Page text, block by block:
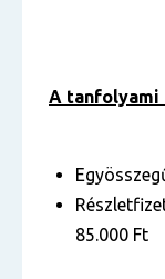
A tanfolyami
85.000 Ft